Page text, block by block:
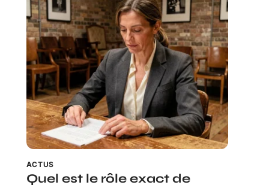
ACTUS
Quel est le rôle exact de